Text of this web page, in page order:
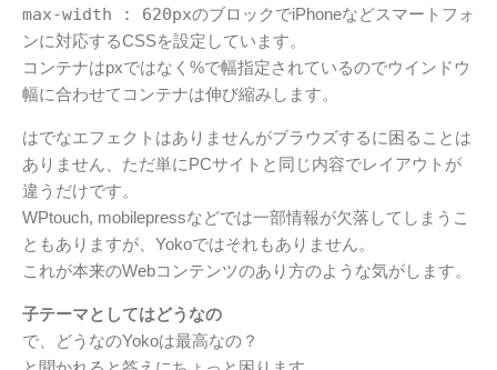
max-width : 620pxのブロックでiPhoneなどスマートフォ
ンに対応するCSSを設定しています。
コンテナはpxではなく%で幅指定されているのでウインドウ
幅に合わせてコンテナは伸び縮みします。
はでなエフェクトはありませんがブラウズするに困ることは
ありません、ただ単にPCサイトと同じ内容でレイアウトが
違うだけです。
WPtouch, mobilepressなどでは一部情報が欠落してしまうこ
ともありますが、Yokoではそれもありません。
これが本来のWebコンテンツのあり方のような気がします。
子テーマとしてはどうなの
で、どうなのYokoは最高なの？